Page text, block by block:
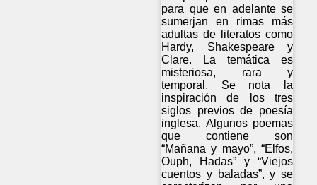
para que en adelante se
sumerjan en rimas más
adultas de literatos como
Hardy, Shakespeare y
Clare. La temática es
misteriosa, rara y
temporal. Se nota la
inspiración de los tres
siglos previos de poesía
inglesa. Algunos poemas
que contiene son
“Mañana y mayo”, “Elfos,
Ouph, Hadas” y “Viejos
cuentos y baladas”, y se